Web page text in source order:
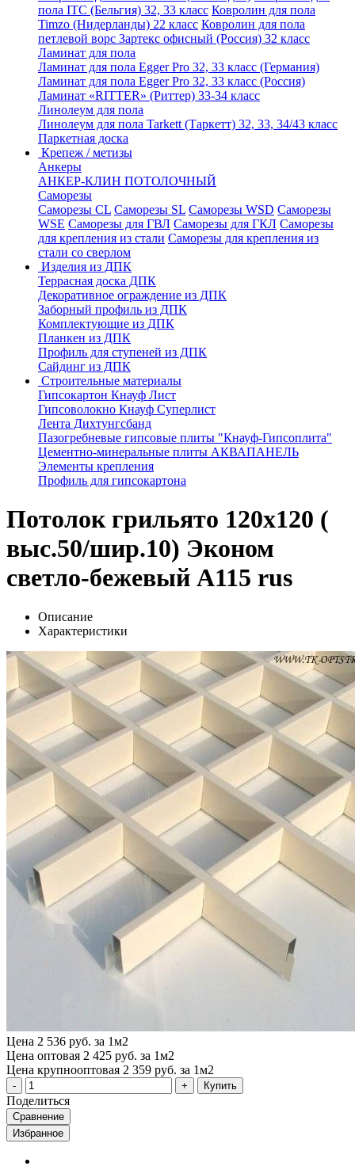
пола ITC (Бельгия) 32, 33 класс Ковролин для пола
Timzo (Нидерланды) 22 класс Ковролин для пола
петлевой ворс Зартекс офисный (Россия) 32 класс
Ламинат для пола
Ламинат для пола Egger Pro 32, 33 класс (Германия)
Ламинат для пола Egger Pro 32, 33 класс (Россия)
Ламинат «RITTER» (Риттер) 33-34 класс
Линолеум для пола
Линолеум для пола Tarkett (Таркетт) 32, 33, 34/43 класс
Паркетная доска
Крепеж / метизы
Анкеры
АНКЕР-КЛИН ПОТОЛОЧНЫЙ
Саморезы
Саморезы CL Саморезы SL Саморезы WSD Саморезы
WSE Саморезы для ГВЛ Саморезы для ГКЛ Саморезы
для крепления из стали Саморезы для крепления из
стали со сверлом
Изделия из ДПК
Террасная доска ДПК
Декоративное ограждение из ДПК
Заборный профиль из ДПК
Комплектующие из ДПК
Планкен из ДПК
Профиль для ступеней из ДПК
Сайдинг из ДПК
Строительные материалы
Гипсокартон Кнауф Лист
Гипсоволокно Кнауф Суперлист
Лента Дихтунгсбанд
Пазогребневые гипсовые плиты "Кнауф-Гипсоплита"
Цементно-минеральные плиты АКВАПАНЕЛЬ
Элементы крепления
Профиль для гипсокартона
Потолок грильято 120х120 (
выс.50/шир.10) Эконом
светло-бежевый А115 rus
Описание
Характеристики
Цена 2 536 руб. за 1м2
Цена оптовая 2 425 руб. за 1м2
Цена крупнооптовая 2 359 руб. за 1м2
Купить
Поделиться
Сравнение
Избранное